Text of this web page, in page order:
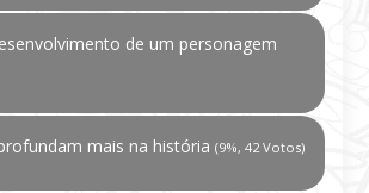
de um personagem
mais na história (9%, 42 Votos)